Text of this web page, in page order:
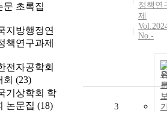
문 초록집
지방행정연
책연구과제
전자공학회
회 (23)
기상학회 학
논문집 (18)
정책연
제
No.-
3